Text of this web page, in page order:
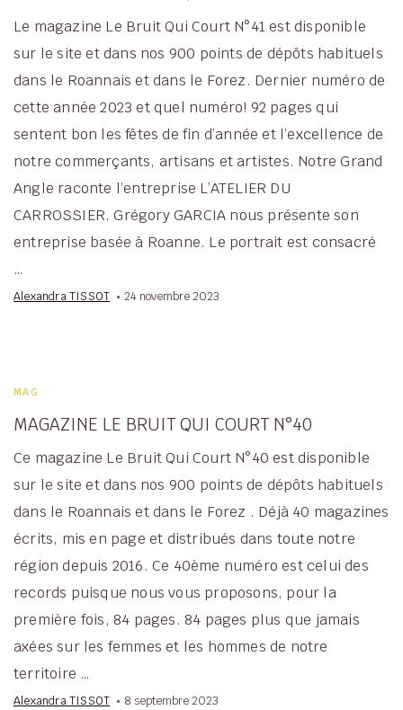
Le magazine Le Bruit Qui Court N°41 est disponible
sur le site et dans nos 900 points de dépôts habituels
dans le Roannais et dans le Forez. Dernier numéro de
cette année 2023 et quel numéro! 92 pages qui
sentent bon les fêtes de fin d’année et l’excellence de
notre commerçants, artisans et artistes. Notre Grand
Angle raconte l’entreprise L’ATELIER DU
CARROSSIER. Grégory GARCIA nous présente son
entreprise basée à Roanne. Le portrait est consacré
…
Alexandra TISSOT 24 novembre 2023
MAG
MAGAZINE LE BRUIT QUI COURT N°40
Ce magazine Le Bruit Qui Court N°40 est disponible
sur le site et dans nos 900 points de dépôts habituels
dans le Roannais et dans le Forez . Déjà 40 magazines
écrits, mis en page et distribués dans toute notre
région depuis 2016. Ce 40ème numéro est celui des
records puisque nous vous proposons, pour la
première fois, 84 pages. 84 pages plus que jamais
axées sur les femmes et les hommes de notre
territoire …
Alexandra TISSOT 8 septembre 2023